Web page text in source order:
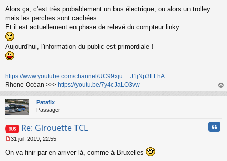
e
s
s
a
g
e
n
l
u
Alors ça, c'est très probablement un bus électrique, ou alors un trolley
mais les perches sont cachées.
Et il est actuellement en phase de relevé du compteur linky...
Aujourd'hui, l'information du public est primordiale !
https://www.youtube.com/channel/UC99xju ... J1jNp3FLhA
Rhone-Océan >>> https://youtu.be/7y4cJaLO3vw
au
Patafix
Passager
Re: Girouette TCL
e
31 juil. 2019, 22:55
On va finir par en arriver là, comme à Bruxelles